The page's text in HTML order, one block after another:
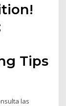
Tips
las